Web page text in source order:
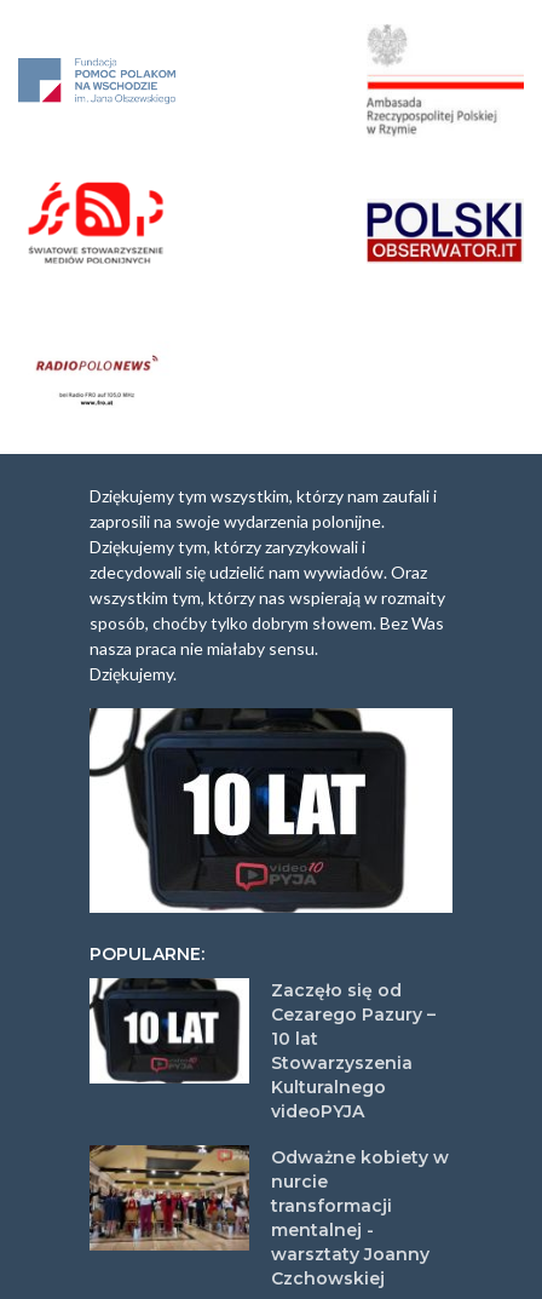
Dziękujemy tym wszystkim, którzy nam zaufali i
zaprosili na swoje wydarzenia polonijne.
Dziękujemy tym, którzy zaryzykowali i
zdecydowali się udzielić nam wywiadów. Oraz
wszystkim tym, którzy nas wspierają w rozmaity
sposób, choćby tylko dobrym słowem. Bez Was
nasza praca nie miałaby sensu.
Dziękujemy.
POPULARNE:
Zaczęło się od
Cezarego Pazury –
10 lat
Stowarzyszenia
Kulturalnego
videoPYJA
Odważne kobiety w
nurcie
transformacji
mentalnej -
warsztaty Joanny
Czchowskiej